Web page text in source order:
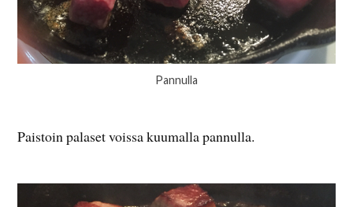
Pannulla
Paistoin palaset voissa kuumalla pannulla.